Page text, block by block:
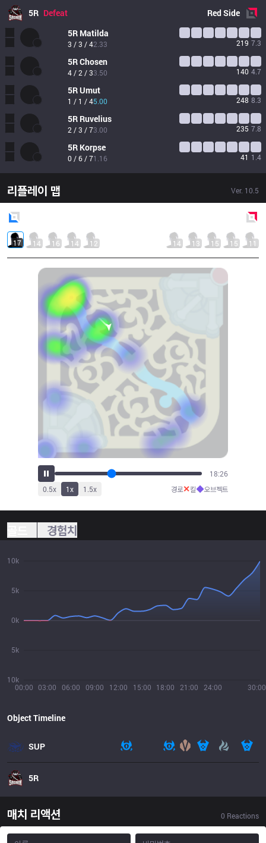
5R Defeat RedSide
5R Matilda
3 / 3 / 42.33 219 7.3
5RChosen
4 / 2 / 33.50 140 4.7
5RUmut
1 / 1 / 45.00 248 8.3
5R Ruvelius
2 / 3 / 73.00 235 7.8
5R Korpse
0 / 6 / 71.16 41 1.4
리플레이 맵 Ver. 10.5
17 14 16 14 12 14 13 15 15 11
20:17
0.5x 1x 1.5x 경로✕킬◆오브젝트
경험치
00:00 03:00 06:00 09:00 12:00 15:00 18:00 21:00 24:00 30:00
10k
5k
0k
5k
10k
Object Timeline
SUP
5R
매치 리액션 0 Reactions